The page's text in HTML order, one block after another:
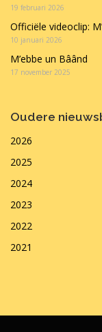
19 februari 2026
Officiële videoclip:
10 januari 2026
M’ebbe un Bâând
17 november 2025
Oudere
2026
2025
2024
2023
2022
2021